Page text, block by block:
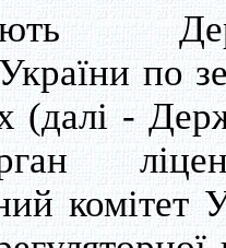
по
(далі -
комітет